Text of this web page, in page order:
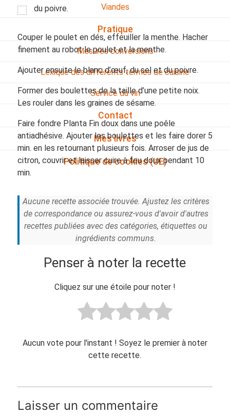
Viandes
Pratique
Mesures conversions
Lexique des différents termes de cuisine
Service du vin
Contact
Mes livres
Politique de cookies (UE)
du poivre.
Couper le poulet en dés, effeuiller la menthe. Hacher
finement au robot le poulet et la menthe.
Ajouter ensuite le blanc d’œuf, du sel et du poivre.
Former des boulettes de la taille d’une petite noix.
Les rouler dans les graines de sésame.
Faire fondre Planta Fin doux dans une poêle
antiadhésive. Ajouter les boulettes et les faire dorer 5
min. en les retournant plusieurs fois. Arroser de jus de
citron, couvrir et laisser cuire à feu doux pendant 10
min.
Aucune recette associée trouvée. Ajustez les critères
de correspondance ou assurez-vous d'avoir d'autres
recettes publiées avec des catégories, étiquettes ou
ingrédients communs.
Penser à noter la recette
Cliquez sur une étoile pour noter !
Aucun vote pour l'instant ! Soyez le premier à noter
cette recette.
Laisser un commentaire